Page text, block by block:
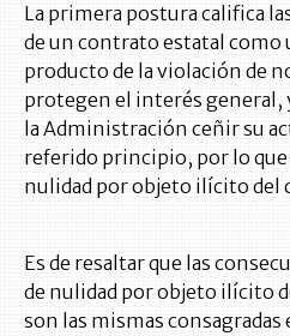
La primera postura califica
de un contrato estatal como
producto de la violación de
protegen el interés general,
la Administración ceñir su
referido principio, por lo que
nulidad por objeto ilícito del
Es de resaltar que las
de nulidad por objeto ilícito
son las mismas